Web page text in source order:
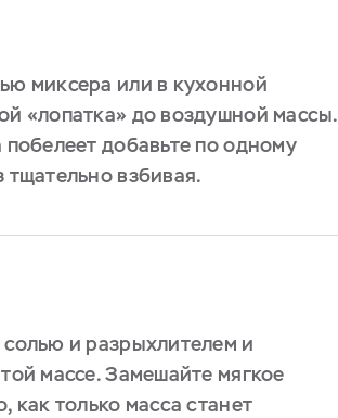
миксера или в кухонной
«лопатка» до воздушной массы.
побелеет добавьте по одному
взбивая.
и разрыхлителем и
массе. Замешайте мягкое
как только масса станет